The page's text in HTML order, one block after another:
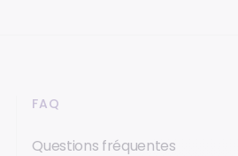
FAQ
Questions fréquentes